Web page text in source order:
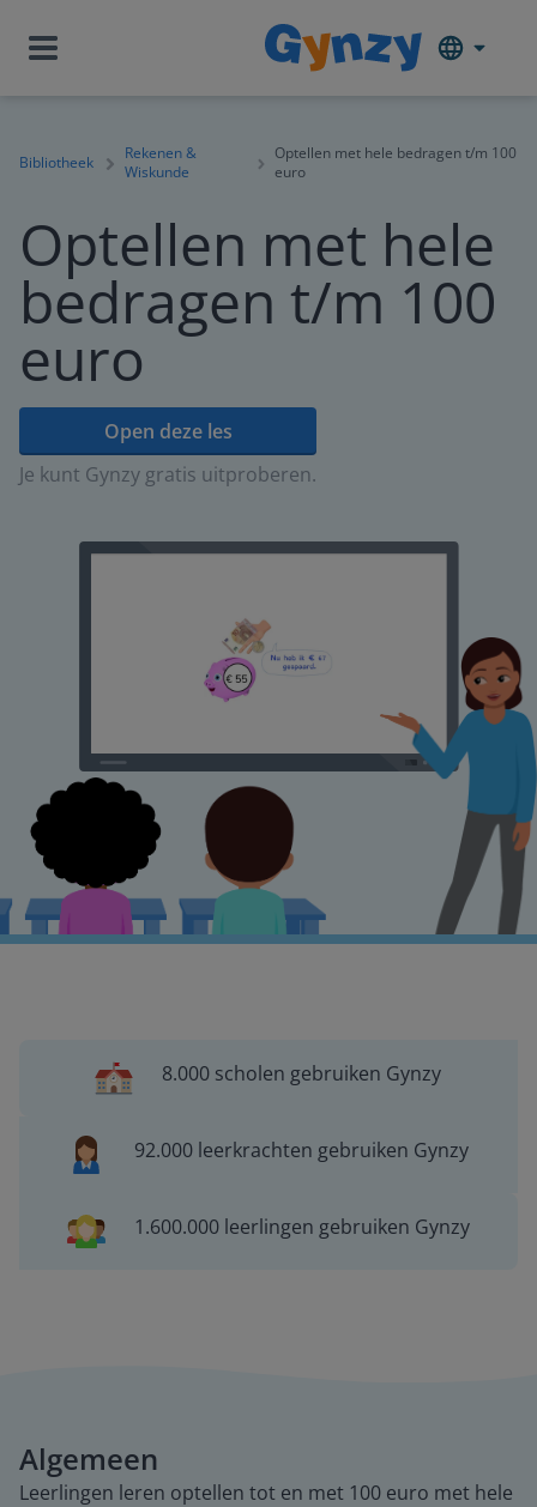
Bibliotheek
Rekenen &
Wiskunde
Optellen met hele bedragen t/m 100
euro
Optellen met hele
bedragen t/m 100
euro
Open deze les
Je kunt Gynzy gratis uitproberen.
8.000 scholen gebruiken Gynzy
92.000 leerkrachten gebruiken Gynzy
1.600.000 leerlingen gebruiken Gynzy
Algemeen
Leerlingen leren optellen tot en met 100 euro met hele